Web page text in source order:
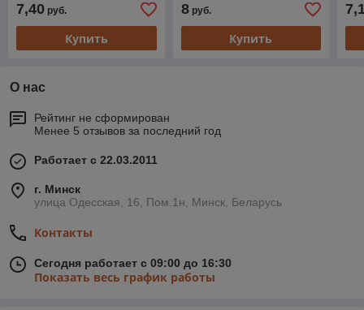
7,40 руб.
Купить
8руб.
Купить
О нас
Рейтинг не сформирован
Менее 5 отзывов за последний год
Работает с 22.03.2011
г. Минск
улица Одесская, 16, Пом.1н, Минск, Беларусь
Контакты
Сегодня работает с 09:00 до 16:30
Показать весь график работы